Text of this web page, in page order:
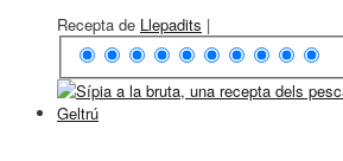
Recepta de Llepadits |